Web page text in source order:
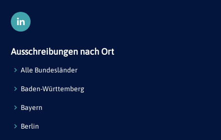
Ausschreibungen nach Ort
Alle Bundesländer
Baden-Württemberg
Bayern
Berlin